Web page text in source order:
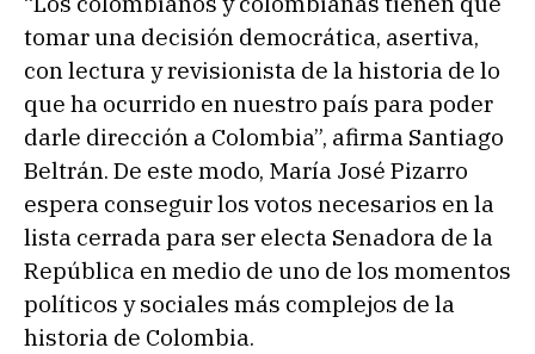
tomar una decisión democrática, asertiva,
con lectura y revisionista de la historia de lo
que ha ocurrido en nuestro país para poder
darle dirección a Colombia”, afirma Santiago
Beltrán. De este modo, María José Pizarro
espera conseguir los votos necesarios en la
lista cerrada para ser electa Senadora de la
República en medio de uno de los momentos
políticos y sociales más complejos de la
historia de Colombia.